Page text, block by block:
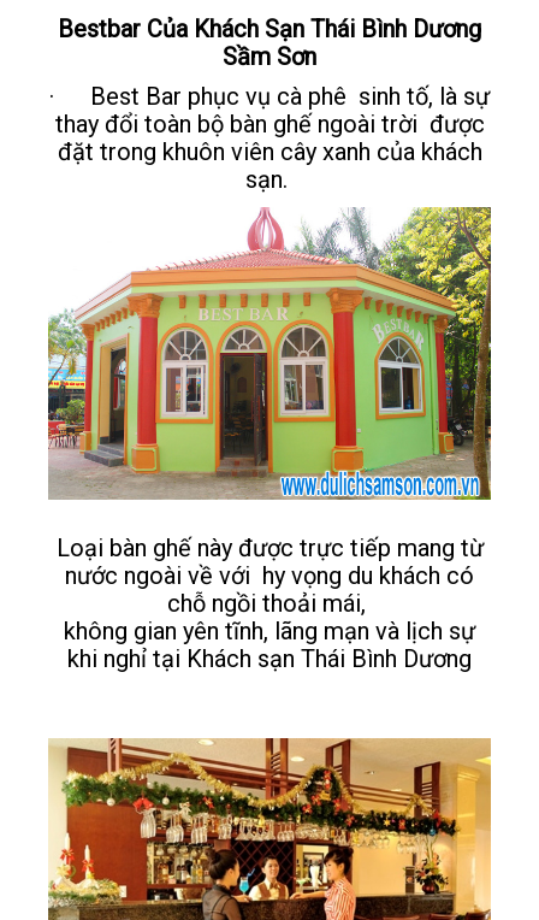
Bestbar Của Khách Sạn Thái Bình Dương
Sầm Sơn
· Best Bar phục vụ cà phê sinh tố, là sự
thay đổi toàn bộ bàn ghế ngoài trời được
đặt trong khuôn viên cây xanh của khách
sạn.
Loại bàn ghế này được trực tiếp mang từ
nước ngoài về với hy vọng du khách có
chỗ ngồi thoải mái,
không gian yên tĩnh, lãng mạn và lịch sự
khi nghỉ tại Khách sạn Thái Bình Dương